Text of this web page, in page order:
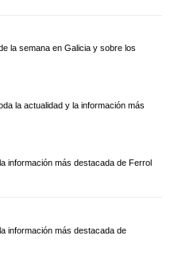
la semana en Galicia y sobre los
la actualidad y la información más
información más destacada de Ferrol
información más destacada de